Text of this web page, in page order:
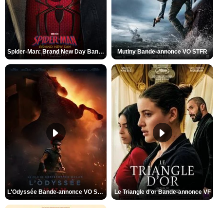
Spider-Man: Brand New Day Bande-annonce VO STFR Mutiny Bande-annonce VO STFR
L'Odyssée Bande-annonce VO STFR Le Triangle d'or Bande-annonce VF